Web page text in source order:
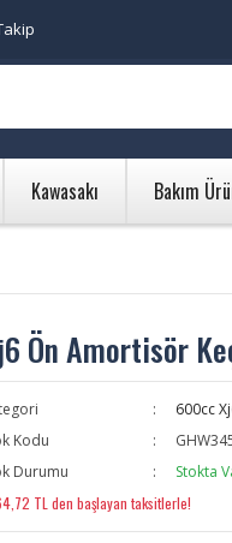
Kawasakı Bakım
Ön Amortisör
600cc
Kodu
Durumu
Stokta
TL den başlayan taksitlerle!